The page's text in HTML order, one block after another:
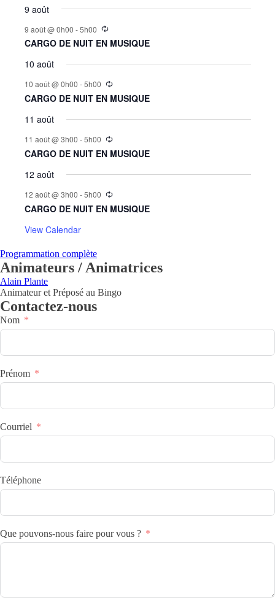
9 août
9 août @ 0h00 -5h00
CARGO DE NUIT EN MUSIQUE
10 août
10 août @ 0h00 -5h00
CARGO DE NUIT EN MUSIQUE
11 août
11 août @ 3h00 -5h00
CARGO DE NUIT EN MUSIQUE
12 août
12 août @ 3h00 -5h00
CARGO DE NUIT EN MUSIQUE
View Calendar
Programmation complète
Animateurs / Animatrices
Alain Plante
Animateur et Préposé au Bingo
Contactez-nous
Nom
Prénom
Courriel
Téléphone
Que pouvons-nous faire pour vous ?